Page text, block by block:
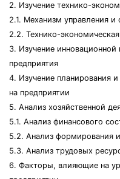
2. Изучение технико-
2.1. Механизм управления и
2.2. Технико-
3. Изучение инновационной
предприятия
4. Изучение планирования
на предприятии
5. Анализ хозяйственной
5.1. Анализ финансового
5.2. Анализ формирования
5.3. Анализ трудовых
6. Факторы, влияющие на